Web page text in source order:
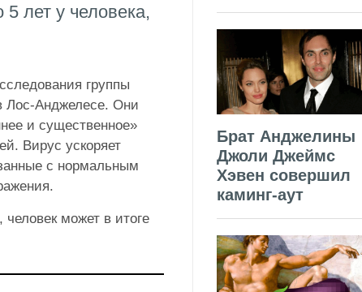
5 лет у человека,
группы
Лос-Анджелесе. Они
и существенное»
Вирус ускоряет
с нормальным
может в итоге
Брат Анджелины
Джоли Джеймс
Хэвен совершил
каминг-аут